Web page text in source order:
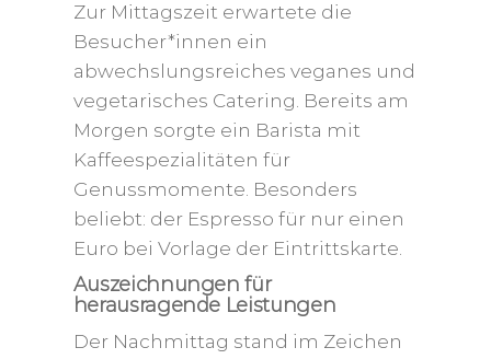
Zur Mittagszeit erwartete die
Besucher*innen ein
abwechslungsreiches veganes und
vegetarisches Catering. Bereits am
Morgen sorgte ein Barista mit
Kaffeespezialitäten für
Genussmomente. Besonders
beliebt: der Espresso für nur einen
Euro bei Vorlage der Eintrittskarte.
Auszeichnungen für
herausragende Leistungen
Der Nachmittag stand im Zeichen